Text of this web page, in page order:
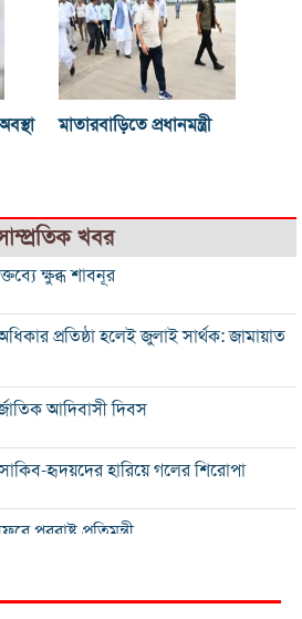
মাতারবাড়িতে প্রধানমন্ত্রী
খবর
ক্ষুব্ধ শাবনূর
প্রতিষ্ঠা হলেই জুলাই সার্থক: জামায়াত
আদিবাসী দিবস
হৃদয়দের হারিয়ে গলের শিরোপা
পররাষ্ট্র প্রতিমন্ত্রী